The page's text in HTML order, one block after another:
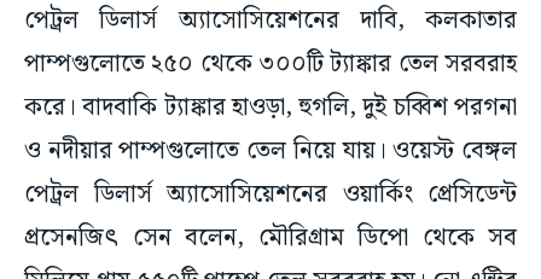
পেট্রল ডিলার্স অ্যাসোসিয়েশনের দাবি, কলকাতার
পাম্পগুলোতে ২৫০ থেকে ৩০০টি ট্যাঙ্কার তেল সরবরাহ
করে। বাদবাকি ট্যাঙ্কার হাওড়া, হুগলি, দুই চব্বিশ পরগনা
ও নদীয়ার পাম্পগুলোতে তেল নিয়ে যায়। ওয়েস্ট বেঙ্গল
পেট্রল ডিলার্স অ্যাসোসিয়েশনের ওয়ার্কিং প্রেসিডেন্ট
প্রসেনজিৎ সেন বলেন, মৌরিগ্রাম ডিপো থেকে সব